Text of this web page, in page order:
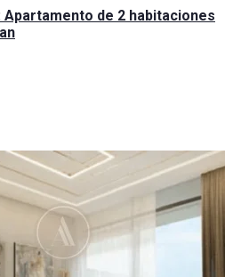
Apartamento de 2 habitaciones